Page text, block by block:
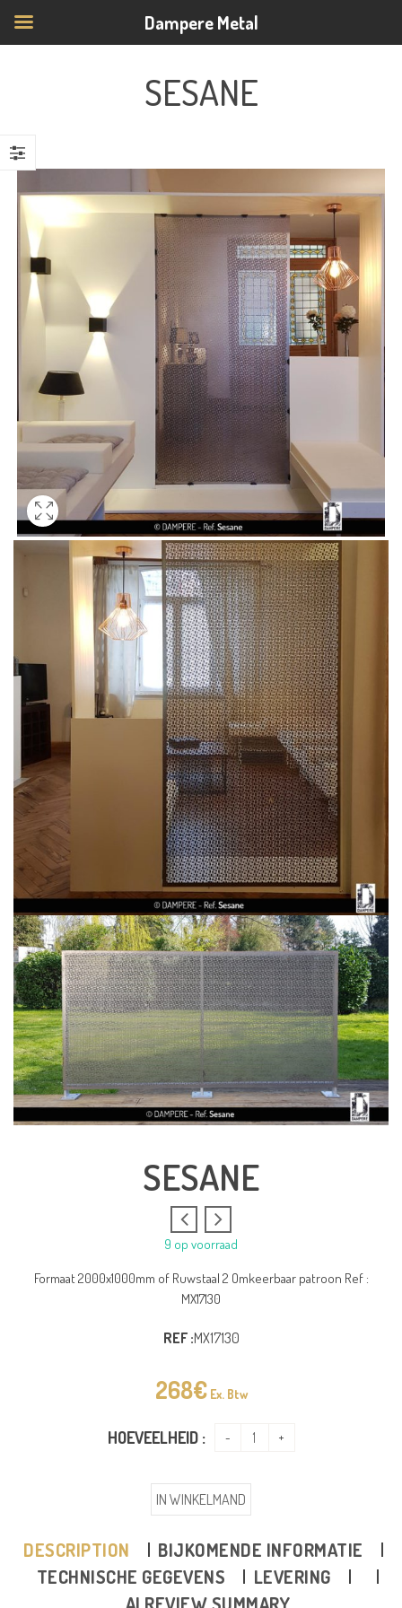
SESANE
SESANE
9 op voorraad
Formaat 2000x1000mm of Ruwstaal 2 Omkeerbaar patroon Ref :
MX17130
REF :MX17130
268€ Ex. Btw
HOEVEELHEID :
IN WINKELMAND
DESCRIPTION
BIJKOMENDE INFORMATIE
TECHNISCHE GEGEVENS
LEVERING
Dampere Metal